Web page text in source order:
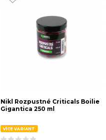
Nikl Rozpustné Criticals Boilie
Gigantica 250 ml
VÍCE VARIANT